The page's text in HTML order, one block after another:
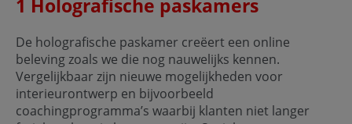
1 Holografische paskamers
De holografische paskamer creëert een online
beleving zoals we die nog nauwelijks kennen.
Vergelijkbaar zijn nieuwe mogelijkheden voor
interieurontwerp en bijvoorbeeld
coachingprogramma’s waarbij klanten niet langer